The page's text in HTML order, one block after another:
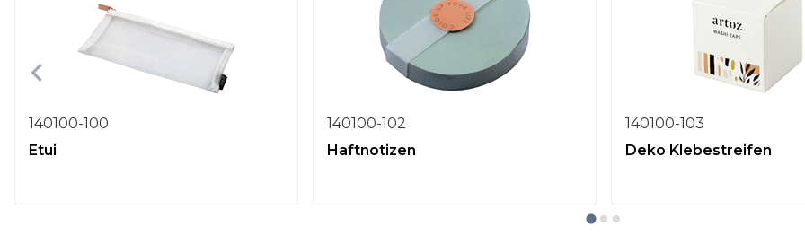
140100-100
Etui
140100-102
Haftnotizen
140100-103
Deko Klebestreifen